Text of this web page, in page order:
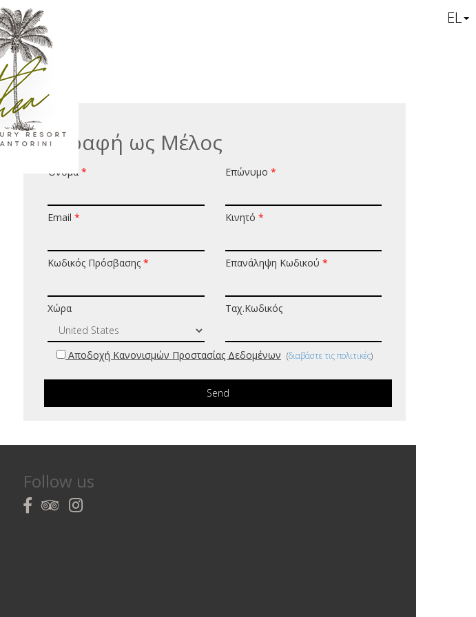
EL
Εγγραφή ως Μέλος
Όνομα * Επώνυμο *
Email * Κινητό *
Κωδικός Πρόσβασης * Επανάληψη Κωδικού *
Χώρα Ταχ.Κωδικός
Αποδοχή Κανονισμών Προστασίας Δεδομένων (διαβάστε τις πολιτικές)
Send
Follow us